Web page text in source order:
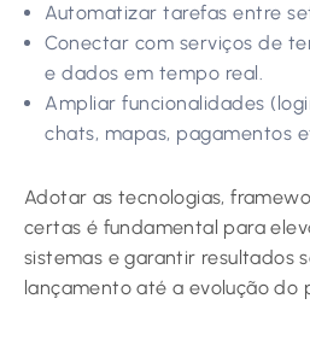
Automatizar tarefas entre
Conectar com serviços de
e dados em tempo real.
Ampliar funcionalidades
chats, mapas, pagamentos
Adotar as tecnologias,
certas é fundamental para
sistemas e garantir resultados
lançamento até a evolução do